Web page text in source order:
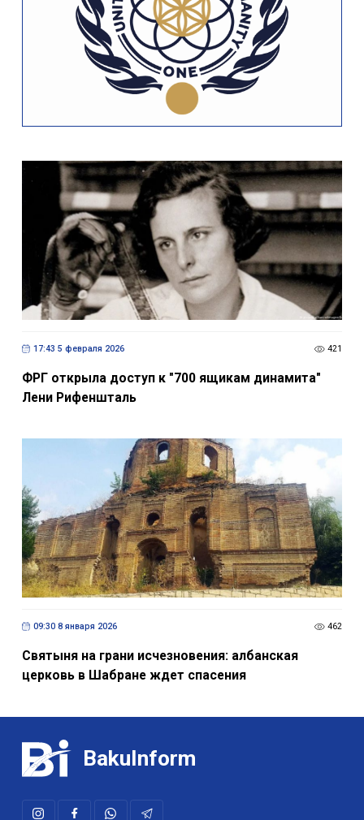
17:43 5 февраля 2026 421
ФРГ открыла доступ к "700 ящикам динамита"
Лени Рифеншталь
09:30 8 января 2026 462
Святыня на грани исчезновения: албанская
церковь в Шабране ждет спасения
BakuInform